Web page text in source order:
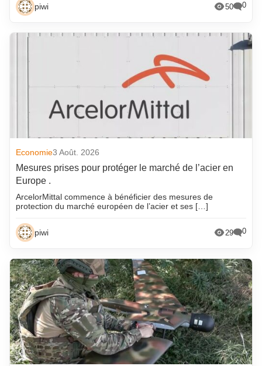
piwi 50 0
Economie3 Août. 2026
Mesures prises pour protéger le marché de l’acier en
Europe .
ArcelorMittal commence à bénéficier des mesures de
protection du marché européen de l’acier et ses […]
piwi 29 0